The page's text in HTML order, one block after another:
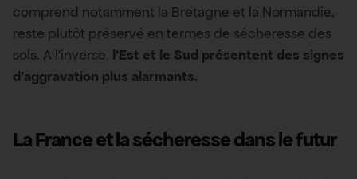
comprend notamment la Bretagne et la Normandie,
reste plutôt préservé en termes de sécheresse des
sols. A l’inverse, l’Est et le Sud présentent des signes
d’aggravation plus alarmants.
La France et la sécheresse dans le futur